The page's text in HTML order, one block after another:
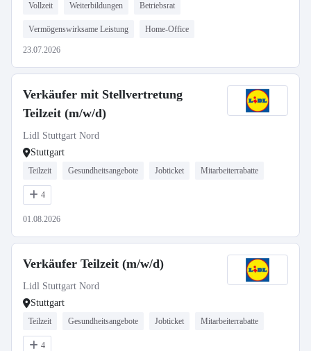
Vollzeit Weiterbildungen Betriebsrat
Vermögenswirksame Leistung Home-Office
23.07.2026
Verkäufer mit Stellvertretung
Teilzeit (m/w/d)
Lidl Stuttgart Nord
Stuttgart
Teilzeit Gesundheitsangebote Jobticket Mitarbeiterrabatte
4
01.08.2026
Verkäufer Teilzeit (m/w/d)
Lidl Stuttgart Nord
Stuttgart
Teilzeit Gesundheitsangebote Jobticket Mitarbeiterrabatte
4